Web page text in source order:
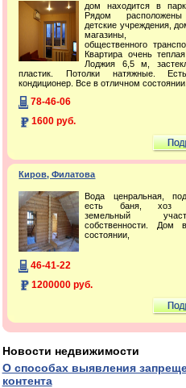
дом находится в
Рядом расположены
детские учреждения,
магазины,
общественного
Квартира очень
Лоджия 6,5 м,
пластик. Потолки натяжные.
кондиционер. Все в отличном состоянии.
78-46-06
1600 руб.
Киров, Филатова
Вода ценральная,
есть баня, хоз
земельный
собственности. Дом
состоянии,
46-41-22
1200000 руб.
Новости недвижимости
О способах выявления
контента